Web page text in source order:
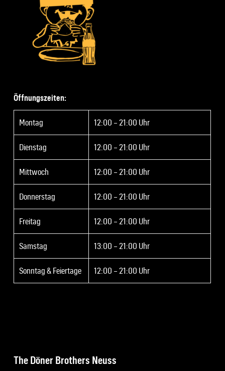
Öffnungszeiten:
Montag 12:00 – 21:00 Uhr
Dienstag 12:00 – 21:00 Uhr
Mittwoch 12:00 – 21:00 Uhr
Donnerstag 12:00 – 21:00 Uhr
Freitag 12:00 – 21:00 Uhr
Samstag 13:00 – 21:00 Uhr
Sonntag & Feiertage 12:00 – 21:00 Uhr
The Döner Brothers Neuss